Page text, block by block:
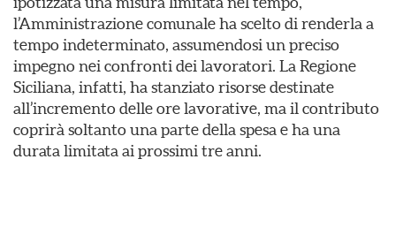
l’Amministrazione comunale ha scelto di renderla a
tempo indeterminato, assumendosi un preciso
impegno nei confronti dei lavoratori. La Regione
Siciliana, infatti, ha stanziato risorse destinate
all’incremento delle ore lavorative, ma il contributo
coprirà soltanto una parte della spesa e ha una
durata limitata ai prossimi tre anni.